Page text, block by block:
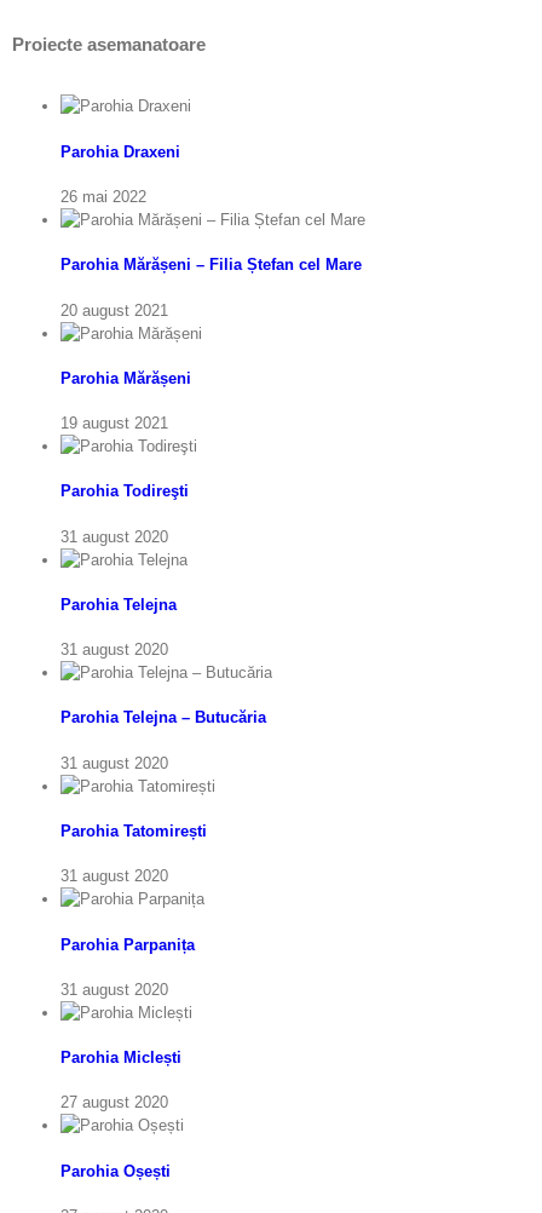
Proiecte asemanatoare
Parohia Draxeni
26 mai 2022
Parohia Mărășeni – Filia Ștefan cel Mare
20 august 2021
Parohia Mărășeni
19 august 2021
Parohia Todireşti
31 august 2020
Parohia Telejna
31 august 2020
Parohia Telejna – Butucăria
31 august 2020
Parohia Tatomirești
31 august 2020
Parohia Parpanița
31 august 2020
Parohia Miclești
27 august 2020
Parohia Oșești